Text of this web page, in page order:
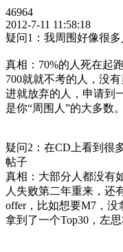
46964
2012-7-11 11:58:18
疑问1：我周围好像很
真相：70%的人死在起
700就就不考的人，没
进就放弃的人，申请到
是你“周围人”的大多数。
疑问2：在CD上看到很
帖子
真相：大部分人都没有
人失败第二年重来，还
offer，比如想要M7，没
拿到了一个Top30，左